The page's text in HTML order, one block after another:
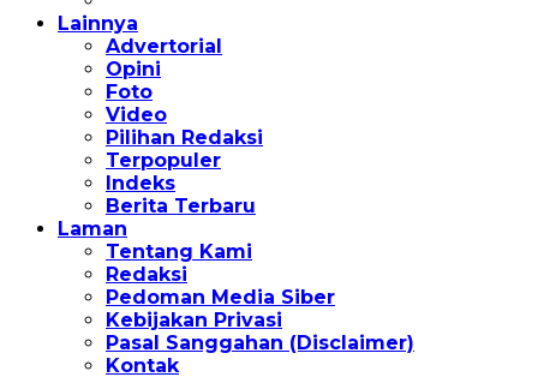
Lainnya
Advertorial
Opini
Foto
Video
Pilihan Redaksi
Terpopuler
Indeks
Berita Terbaru
Laman
Tentang Kami
Redaksi
Pedoman Media Siber
Kebijakan Privasi
Pasal Sanggahan (Disclaimer)
Kontak